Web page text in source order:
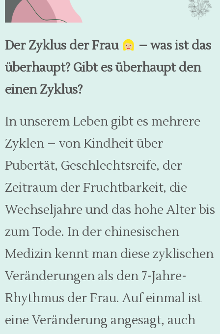
Der Zyklus der Frau
– was ist das
überhaupt? Gibt es überhaupt den
einen Zyklus?
In unserem Leben gibt es mehrere
Zyklen – von Kindheit über
Pubertät, Geschlechtsreife, der
Zeitraum der Fruchtbarkeit, die
Wechseljahre und das hohe Alter bis
zum Tode. In der chinesischen
Medizin kennt man diese zyklischen
Veränderungen als den 7-Jahre-
Rhythmus der Frau. Auf einmal ist
eine Veränderung angesagt, auch